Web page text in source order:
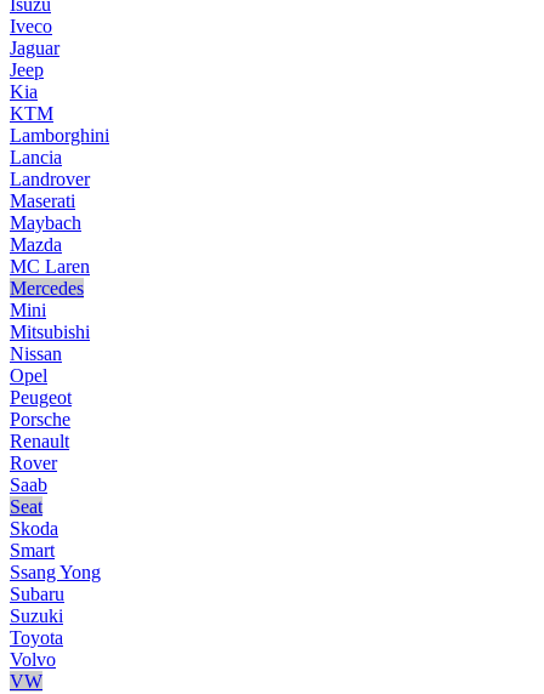
Isuzu
Iveco
Jaguar
Jeep
Kia
KTM
Lamborghini
Lancia
Landrover
Maserati
Maybach
Mazda
MC Laren
Mercedes
Mini
Mitsubishi
Nissan
Opel
Peugeot
Porsche
Renault
Rover
Saab
Seat
Skoda
Smart
Ssang Yong
Subaru
Suzuki
Toyota
Volvo
VW